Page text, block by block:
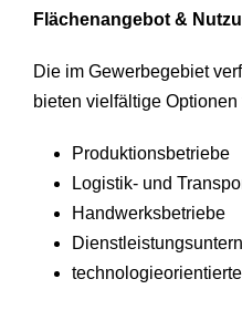
Flächenangebot &
Die im Gewerbegebiet
bieten vielfältige Optionen
Produktionsbetriebe
Logistik- und
Handwerksbetriebe